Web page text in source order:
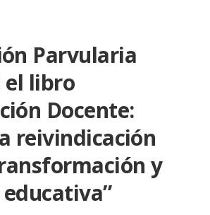
Parvularia
el libro
Docente:
reivindicación
y